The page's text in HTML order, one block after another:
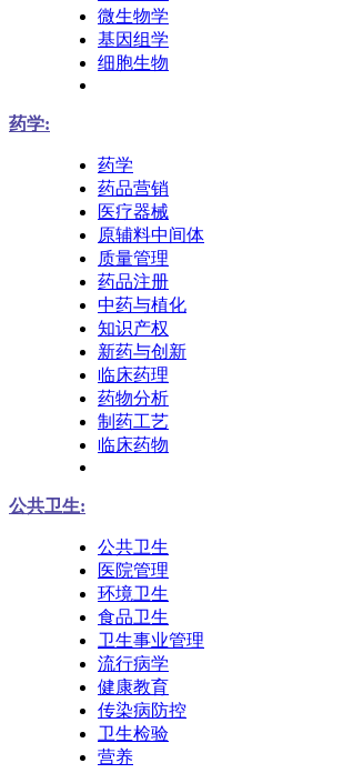
微生物学
基因组学
细胞生物
药学:
药学
药品营销
医疗器械
原辅料中间体
质量管理
药品注册
中药与植化
知识产权
新药与创新
临床药理
药物分析
制药工艺
临床药物
公共卫生:
公共卫生
医院管理
环境卫生
食品卫生
卫生事业管理
流行病学
健康教育
传染病防控
卫生检验
营养